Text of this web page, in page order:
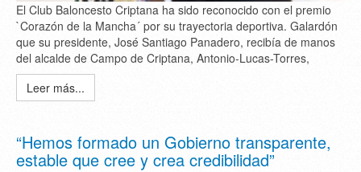
El Club Baloncesto Criptana ha sido reconocido con el premio
`Corazón de la Mancha´ por su trayectoria deportiva. Galardón
que su presidente, José Santiago Panadero, recibía de manos
del alcalde de Campo de Criptana, Antonio-Lucas-Torres,
Leer más...
“Hemos formado un Gobierno transparente,
estable que cree y crea credibilidad”